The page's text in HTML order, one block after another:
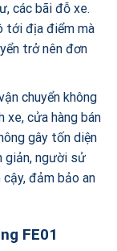
các bãi đỗ xe.
tới địa điểm mà
trở nên đơn
chuyển không
xe, cửa hàng bán
gây tốn diện
giản, người sử
đảm bảo an
FE01